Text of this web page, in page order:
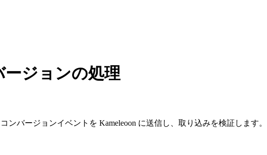
ジョンの処理
バージョンイベントを Kameleoon に送信し、取り込みを検証します。